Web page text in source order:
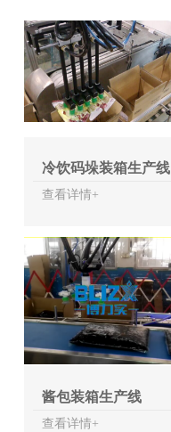
冷饮码垛装箱生产线
查看详情+
酱包装箱生产线
查看详情+